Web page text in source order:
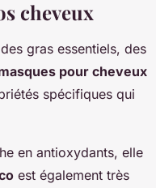
cheveux
gras essentiels, des
pour cheveux
spécifiques qui
en antioxydants, elle
est également très